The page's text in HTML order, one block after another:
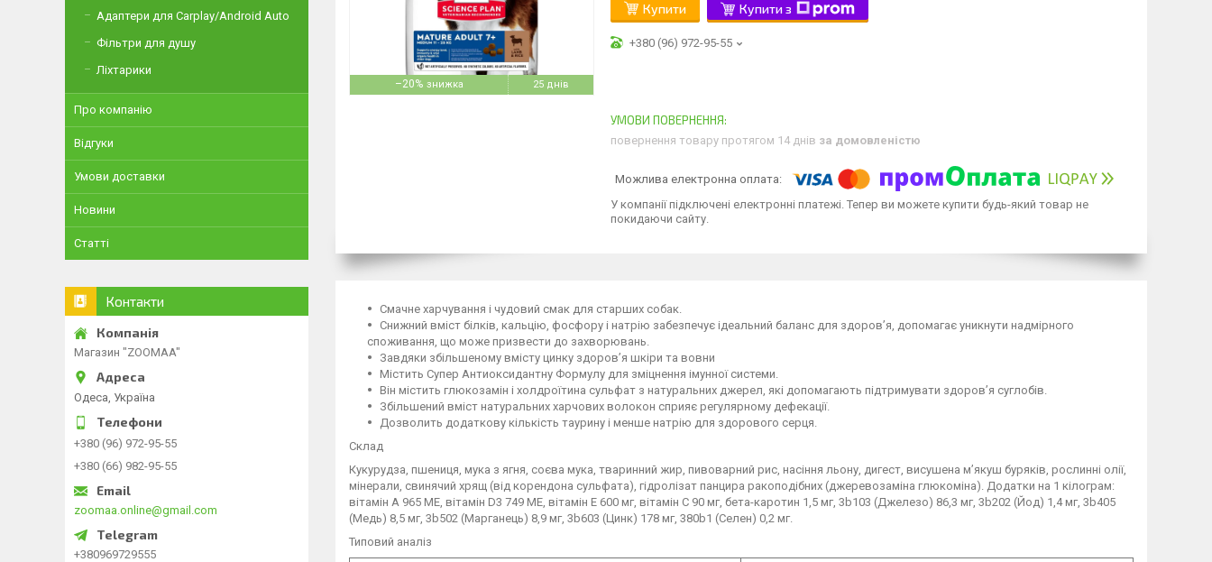
–20% 25 днів
Купити Купити з
+380 (96) 972-95-55
повернення товару протягом 14 днів за домовленістю
У компанії підключені електронні платежі. Тепер ви можете купити будь-який товар не
покидаючи сайту.
Смачне харчування і чудовий смак для старших собак.
Снижний вміст білків, кальцію, фосфору і натрію забезпечує ідеальний баланс для здоров’я, допомагає уникнути надмірного
споживання, що може призвести до захворювань.
Завдяки збільшеному вмісту цинку здоров’я шкіри та вовни
Містить Супер Антиоксидантну Формулу для зміцнення імунної системи.
Він містить глюкозамін і холдроїтина сульфат з натуральних джерел, які допомагають підтримувати здоров’я суглобів.
Збільшений вміст натуральних харчових волокон сприяє регулярному дефекації.
Дозволить додаткову кількість таурину і менше натрію для здорового серця.
Склад
Кукурудза, пшениця, мука з ягня, соєва мука, тваринний жир, пивоварний рис, насіння льону, дигест, висушена м’якуш буряків, рослинні олії,
мінерали, свинячий хрящ (від корендона сульфата), гідролізат панцира ракоподібних (джеревозаміна глюкоміна). Додатки на 1 кілограм:
вітамін А 965 МЕ, вітамін D3 749 МЕ, вітамін E 600 мг, вітамін С 90 мг, бета-каротин 1,5 мг, 3b103 (Джелезо) 86,3 мг, 3b202 (Йод) 1,4 мг, 3b405
(Медь) 8,5 мг, 3b502 (Марганець) 8,9 мг, 3b603 (Цинк) 178 мг, 380b1 (Селен) 0,2 мг.
Типовий аналіз
Адаптери для Carplay/Android Auto
Фільтри для душу
Ліхтарики
Про компанію
Відгуки
Умови доставки
Новини
Статті
Контакти
Магазин "ZOOMAA"
Одеса, Україна
+380 (96) 972-95-55
+380 (66) 982-95-55
zoomaa.online@gmail.com
+380969729555